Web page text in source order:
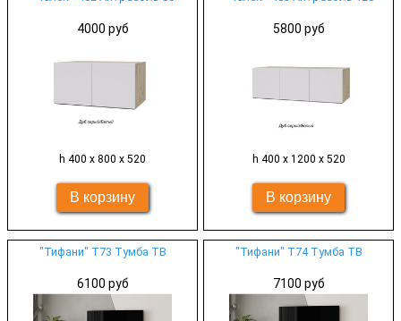
4000 руб
h 400 х 800 х 520
5800 руб
h 400 х 1200 х 520
"Тифани" Т73 Тумба ТВ
6100 руб
"Тифани" Т74 Тумба ТВ
7100 руб